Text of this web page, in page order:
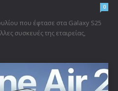
0
που έφτασε στα Galaxy S25
συσκευές της εταιρείας,